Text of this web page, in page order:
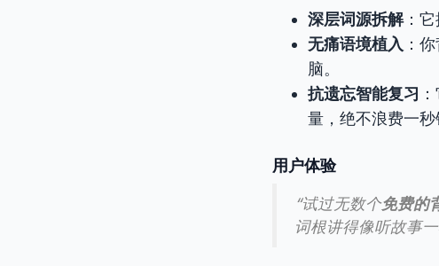
深层词源拆解：它
无痛语境植入 ：
脑。
抗遗忘智能复习
量，绝不浪费一秒
用户体验
“试过无数个免费的
词根讲得像听故事